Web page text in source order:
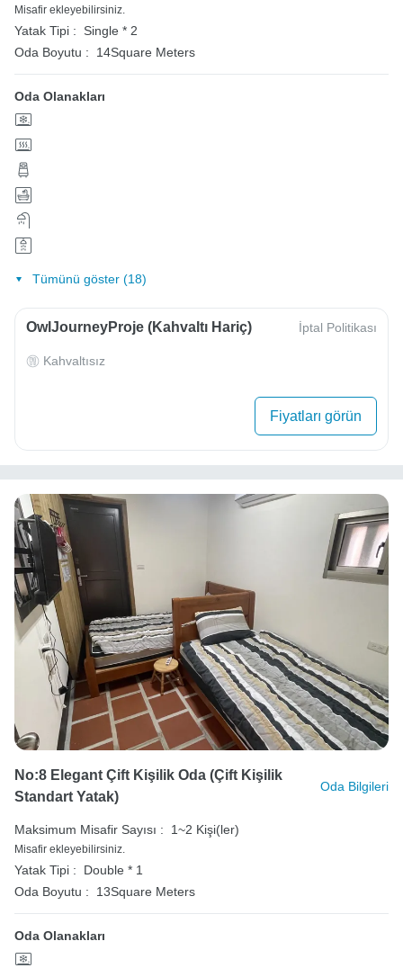
Misafir ekleyebilirsiniz.
Yatak Tipi :
Single * 2
Oda Boyutu :
14Square Meters
Oda Olanakları
Tümünü göster (18)
OwlJourneyProje (Kahvaltı Hariç) İptal Politikası
Kahvaltısız
Fiyatları görün
No:8 Elegant Çift Kişilik Oda (çift Kişilik
Standart Yatak)
Oda Bilgileri
Maksimum Misafir Sayısı : 1~2 Kişi(ler)
Misafir ekleyebilirsiniz.
Yatak Tipi :
Double * 1
Oda Boyutu :
13Square Meters
Oda Olanakları